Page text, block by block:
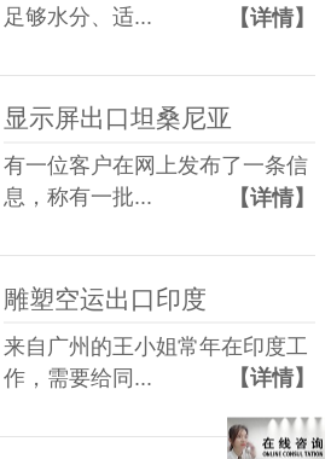
足够水分、适...
【详情】
显示屏出口坦桑尼亚
有一位客户在网上发布了一条信
息，称有一批...
【详情】
雕塑空运出口印度
来自广州的王小姐常年在印度工
作，需要给同...
【详情】